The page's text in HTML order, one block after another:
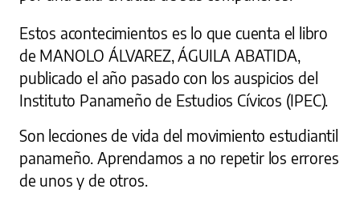
Estos acontecimientos es lo que cuenta el libro
de MANOLO ÁLVAREZ, ÁGUILA ABATIDA,
publicado el año pasado con los auspicios del
Instituto Panameño de Estudios Cívicos (IPEC).
Son lecciones de vida del movimiento estudiantil
panameño. Aprendamos a no repetir los errores
de unos y de otros.